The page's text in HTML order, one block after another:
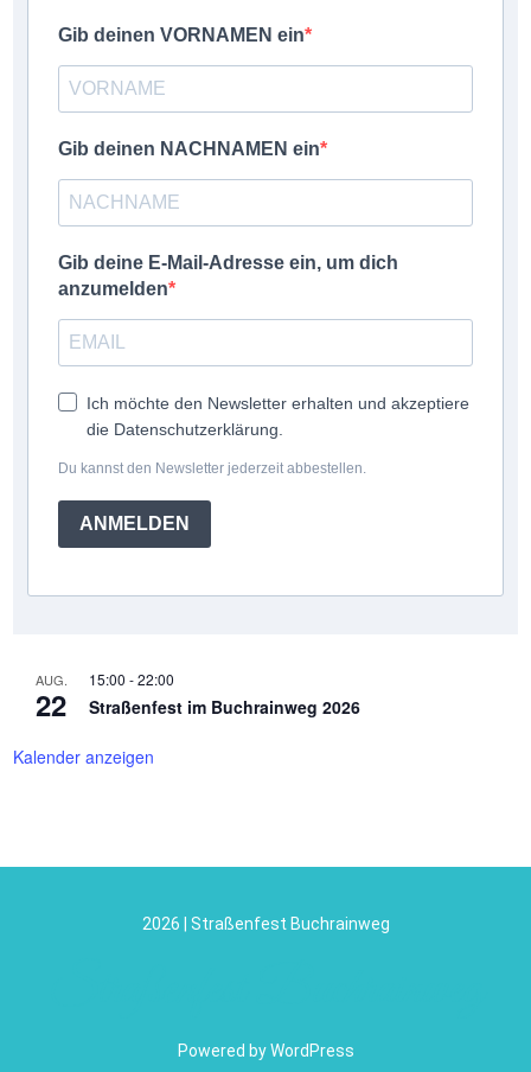
Gib deinen VORNAMEN ein
Gib deinen NACHNAMEN ein
Gib deine E-Mail-Adresse ein, um dich
anzumelden
Ich möchte den Newsletter erhalten und akzeptiere
die Datenschutzerklärung.
Du kannst den Newsletter jederzeit abbestellen.
ANMELDEN
AUG.
22
15:00 -22:00
Straßenfest im Buchrainweg 2026
Kalender anzeigen
2026 | Straßenfest Buchrainweg
Powered by WordPress